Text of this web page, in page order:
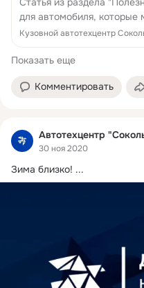
для автомобиля,
пожалеть " за Июль 2021
Показать еще
Комментировать
Автотехцентр
30 ноя 2020
Зима близко! ...